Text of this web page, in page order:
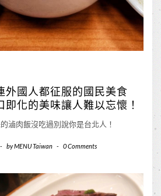
外國人都征服的國民美食
即化的美味讓人難以忘懷！
滷肉飯沒吃過別說你是台北人！
- byMENU Taiwan - 0 Comments